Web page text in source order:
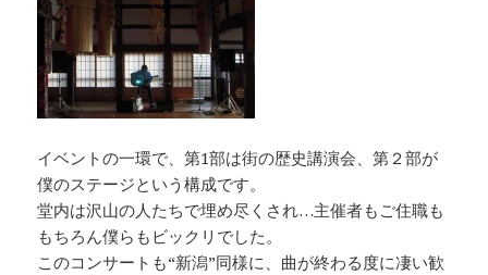
イベントの一環で、第1部は街の歴史講演会、第２部が
僕のステージという構成です。
堂内は沢山の人たちで埋め尽くされ…主催者もご住職も
もちろん僕らもビックリでした。
このコンサートも“新潟”同様に、曲が終わる度に凄い歓